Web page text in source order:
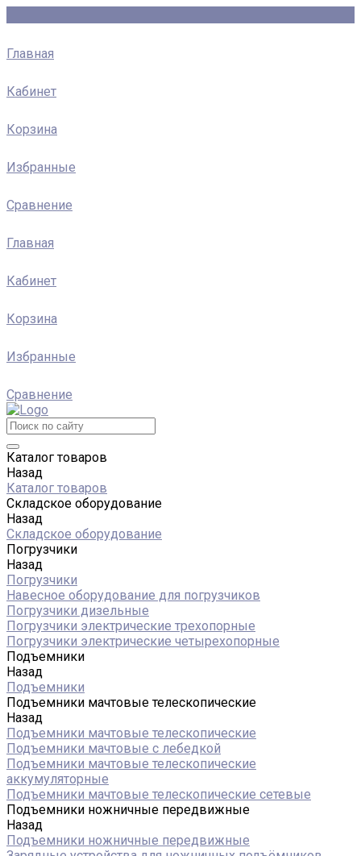
Главная
Кабинет
Корзина
Избранные
Сравнение
Главная
Кабинет
Корзина
Избранные
Сравнение
Каталог товаров
Назад
Каталог товаров
Складское оборудование
Назад
Складское оборудование
Погрузчики
Назад
Погрузчики
Навесное оборудование для погрузчиков
Погрузчики дизельные
Погрузчики электрические трехопорные
Погрузчики электрические четырехопорные
Подъемники
Назад
Подъемники
Подъемники мачтовые телескопические
Назад
Подъемники мачтовые телескопические
Подъемники мачтовые с лебедкой
Подъемники мачтовые телескопические
аккумуляторные
Подъемники мачтовые телескопические сетевые
Подъемники ножничные передвижные
Назад
Подъемники ножничные передвижные